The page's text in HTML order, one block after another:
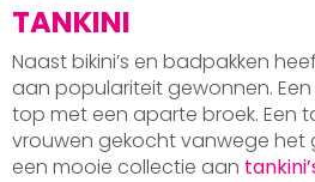
TANKINI
Naast bikini’s en badpakken
aan populariteit gewonnen.
top met een aparte broek. Een
vrouwen gekocht vanwege het
een mooie collectie aan